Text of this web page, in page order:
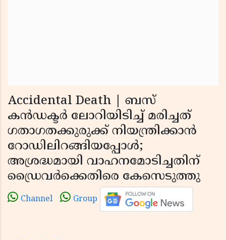
Accidental Death | ബസ്
കന്‍ഡക്ടര്‍ ലോറിയിടിച്ച് മരിച്ചത്
ഗതാഗതക്കുരുക്ക് നിയന്ത്രിക്കാന്‍
റോഡിലിറങ്ങിയപ്പോള്‍;
അശ്രദ്ധമായി വാഹനമോടിച്ചതിന്
ഡ്രൈവര്‍ക്കെതിരെ കേസെടുത്തു
Channel Group